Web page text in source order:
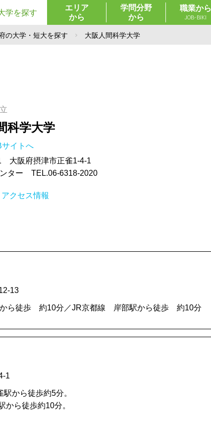
学を探す
エリア
から
学問分野
から
職業から
JOB-BIKI
の大学・短大を探す 大阪人間科学大学
科学大学
サイトへ
大阪府摂津市正雀1-4-1
ンター TEL.06-6318-2020
アクセス情報
13
ら徒歩 約10分／JR京都線 岸部駅から徒歩 約10分
1
駅から徒歩約5分。
から徒歩約10分。